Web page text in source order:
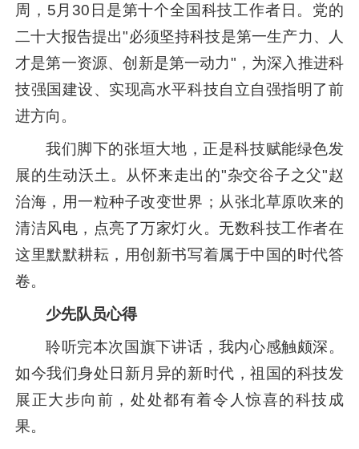
周，5月30日是第十个全国科技工作者日。党的
二十大报告提出"必须坚持科技是第一生产力、人
才是第一资源、创新是第一动力"，为深入推进科
技强国建设、实现高水平科技自立自强指明了前
进方向。
我们脚下的张垣大地，正是科技赋能绿色发
展的生动沃土。从怀来走出的"杂交谷子之父"赵
治海，用一粒种子改变世界；从张北草原吹来的
清洁风电，点亮了万家灯火。无数科技工作者在
这里默默耕耘，用创新书写着属于中国的时代答
卷。
少先队员心得
聆听完本次国旗下讲话，我内心感触颇深。
如今我们身处日新月异的新时代，祖国的科技发
展正大步向前，处处都有着令人惊喜的科技成
果。